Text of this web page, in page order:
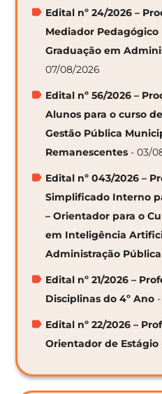
Edital nº 24/2026 –
Mediador
Graduação em
07/08/2026
Edital nº 56/2026 –
Alunos para o curso
Gestão Pública
Remanescentes - 03/
Edital nº 043/2026 –
Simplificado Interno
– Orientador para o
em Inteligência
Administração Pública
Edital nº 21/2026 –
Disciplinas do 4º Ano
Edital nº 22/2026 –
Orientador de Estágio